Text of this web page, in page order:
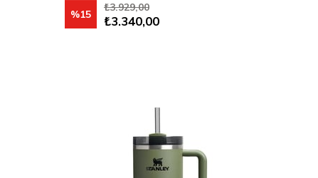
₺3.340,00
₺3.929,00
%15